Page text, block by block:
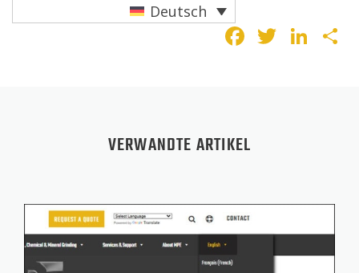
Deutsch
VERWANDTE ARTIKEL